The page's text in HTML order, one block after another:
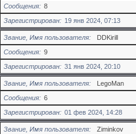
Сообщения
8
Зарегистрирован
19 янв 2024, 07:13
Звание, Имя пользователя
DDKirill
Сообщения
9
Зарегистрирован
31 янв 2024, 20:10
Звание, Имя пользователя
LegoMan
Сообщения
6
Зарегистрирован
01 фев 2024, 14:28
Звание, Имя пользователя
Ziminkov